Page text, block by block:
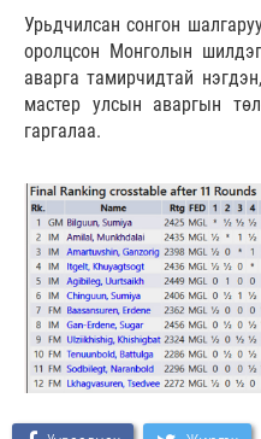
Урьдчилсан сонгон
оролцсон Монголын
аварга тамирчидтай
мастер улсын аваргын
гаргалаа.